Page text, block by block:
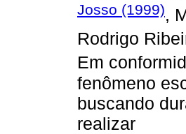
Josso (1999),
Rodrigo
Em
fenômeno
buscando
realizar